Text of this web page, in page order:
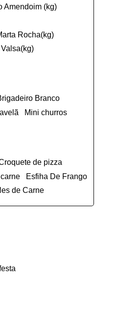
Amendoim (kg)
Marta Rocha(kg)
Valsa(kg)
Brigadeiro Branco
Mini churros
Croquete de pizza
carne
Esfiha De Frango
de Carne